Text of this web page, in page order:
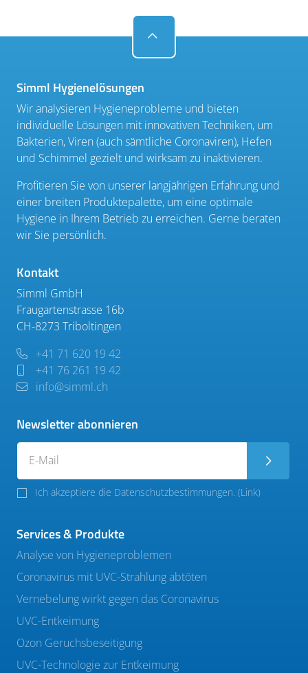
Simml Hygienelösungen
Wir analysieren Hygieneprobleme und bieten
individuelle Lösungen mit innovativen Techniken, um
Bakterien, Viren (auch sämtliche Coronaviren), Hefen
und Schimmel gezielt und wirksam zu inaktivieren.
Profitieren Sie von unserer langjährigen Erfahrung und
einer breiten Produktepalette, um eine optimale
Hygiene in Ihrem Betrieb zu erreichen. Gerne beraten
wir Sie persönlich.
Kontakt
Simml GmbH
Fraugartenstrasse 16b
CH-8273 Triboltingen
+41 71 620 19 42
+41 76 261 19 42
info@simml.ch
Newsletter abonnieren
Ich akzeptiere die Datenschutzbestimmungen. (Link)
Services & Produkte
Analyse von Hygieneproblemen
Coronavirus mit UVC-Strahlung abtöten
Vernebelung wirkt gegen das Coronavirus
UVC-Entkeimung
Ozon Geruchsbeseitigung
UVC-Technologie zur Entkeimung